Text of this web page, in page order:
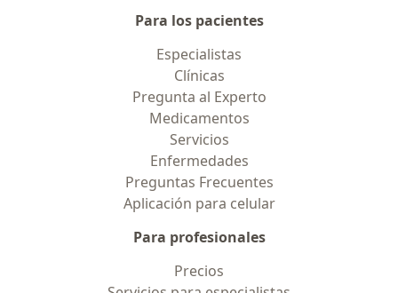
Para los pacientes
Especialistas
Clínicas
Pregunta al Experto
Medicamentos
Servicios
Enfermedades
Preguntas Frecuentes
Aplicación para celular
Para profesionales
Precios